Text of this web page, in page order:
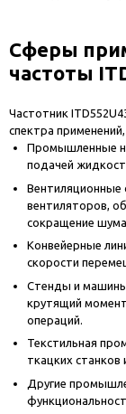
Сферы
частоты
Частотник
спектра
Промышленные
подачей
Вентиляционные
вентиляторов,
сокращение
Конвейерные
скорости
Стенды и
крутящий
операций.
Текстильная
ткацких станков
Другие